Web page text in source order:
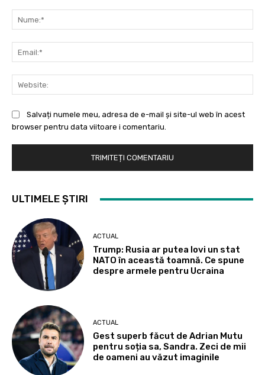
Salvați numele meu, adresa de e-mail și site-ul web în acest
browser pentru data viitoare i comentariu.
ULTIMELE ȘTIRI
ACTUAL
Trump: Rusia ar putea lovi un stat
NATO în această toamnă. Ce spune
despre armele pentru Ucraina
ACTUAL
Gest superb făcut de Adrian Mutu
pentru soția sa, Sandra. Zeci de mii
de oameni au văzut imaginile